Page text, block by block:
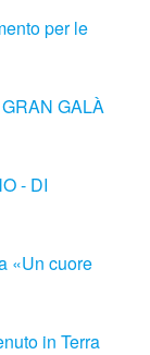
per le
GALÀ
- DI
«Un cuore
in Terra